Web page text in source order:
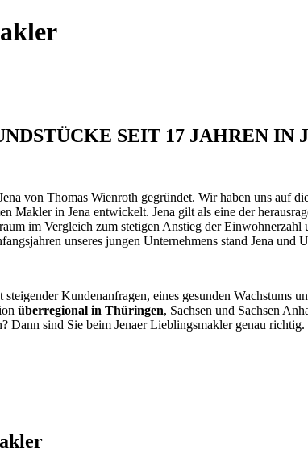
SEIT 17 JAHREN IN
von Thomas Wienroth gegründet. Wir haben uns auf
Makler in Jena entwickelt. Jena gilt als eine der
im Vergleich zum stetigen Anstieg der
unseres jungen Unternehmens stand Jena und
Kundenanfragen, eines gesunden Wachstums
überregional in Thüringen, Sachsen und Sachsen
Dann sind Sie beim Jenaer Lieblingsmakler genau richtig.